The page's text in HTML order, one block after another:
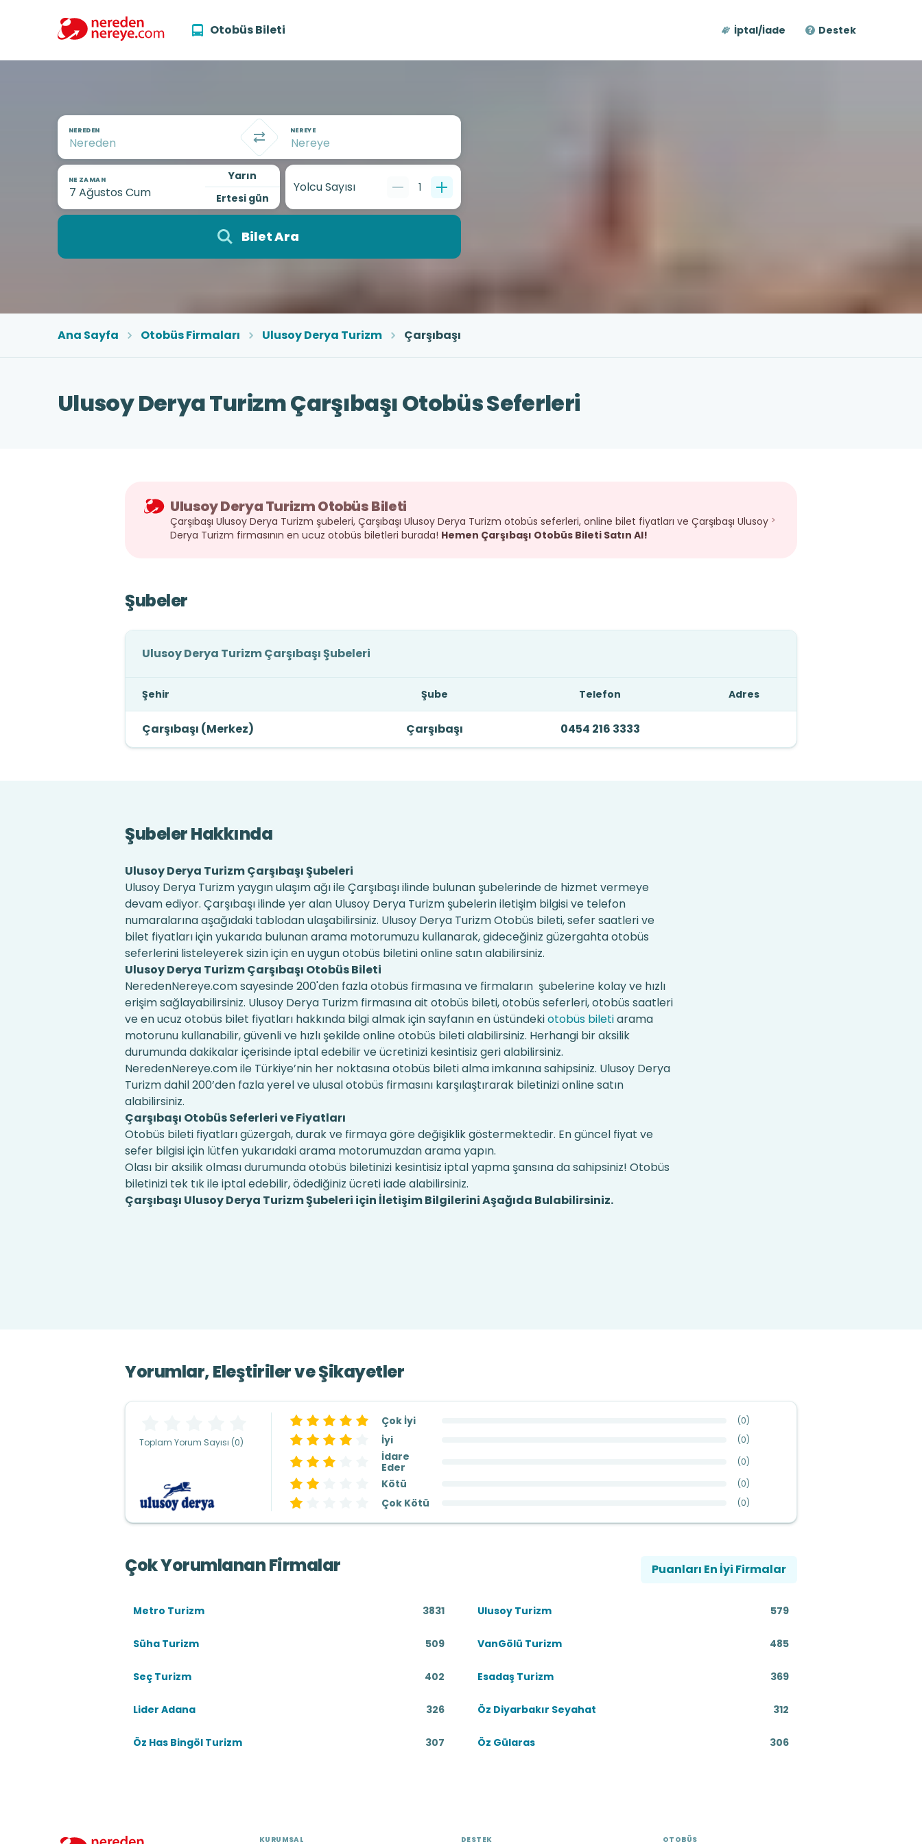
Otobüs Bileti İptal/İade Destek
NEREDEN NEREYE
NE ZAMAN
Yarın
Ertesi gün
Yolcu Sayısı 1
Bilet Ara
Ana Sayfa Otobüs Firmaları Ulusoy Derya Turizm Çarşıbaşı
Ulusoy Derya Turizm Çarşıbaşı Otobüs Seferleri
Ulusoy Derya Turizm Otobüs Bileti
Çarşıbaşı Ulusoy Derya Turizm şubeleri, Çarşıbaşı Ulusoy Derya Turizm otobüs seferleri, online bilet fiyatları ve Çarşıbaşı Ulusoy
Derya Turizm firmasının en ucuz otobüs biletleri burada! Hemen Çarşıbaşı Otobüs Bileti Satın Al!
Şubeler
Ulusoy Derya Turizm Çarşıbaşı Şubeleri
Şehir Şube Telefon Adres
Çarşıbaşı (Merkez) Çarşıbaşı 0454 216 3333
Şubeler Hakkında
Ulusoy Derya Turizm Çarşıbaşı Şubeleri
Ulusoy Derya Turizm yaygın ulaşım ağı ile Çarşıbaşı ilinde bulunan şubelerinde de hizmet vermeye
devam ediyor. Çarşıbaşı ilinde yer alan Ulusoy Derya Turizm şubelerin iletişim bilgisi ve telefon
numaralarına aşağıdaki tablodan ulaşabilirsiniz. Ulusoy Derya Turizm Otobüs bileti, sefer saatleri ve
bilet fiyatları için yukarıda bulunan arama motorumuzu kullanarak, gideceğiniz güzergahta otobüs
seferlerini listeleyerek sizin için en uygun otobüs biletini online satın alabilirsiniz.
Ulusoy Derya Turizm Çarşıbaşı Otobüs Bileti
NeredenNereye.com sayesinde 200'den fazla otobüs firmasına ve firmaların şubelerine kolay ve hızlı
erişim sağlayabilirsiniz. Ulusoy Derya Turizm firmasına ait otobüs bileti, otobüs seferleri, otobüs saatleri
ve en ucuz otobüs bilet fiyatları hakkında bilgi almak için sayfanın en üstündekiotobüs biletiarama
motorunu kullanabilir, güvenli ve hızlı şekilde online otobüs bileti alabilirsiniz. Herhangi bir aksilik
durumunda dakikalar içerisinde iptal edebilir ve ücretinizi kesintisiz geri alabilirsiniz.
NeredenNereye.com ile Türkiye’nin her noktasına otobüs bileti alma imkanına sahipsiniz. Ulusoy Derya
Turizm dahil 200’den fazla yerel ve ulusal otobüs firmasını karşılaştırarak biletinizi online satın
alabilirsiniz.
Çarşıbaşı Otobüs Seferleri ve Fiyatları
Otobüs bileti fiyatları güzergah, durak ve firmaya göre değişiklik göstermektedir. En güncel fiyat ve
sefer bilgisi için lütfen yukarıdaki arama motorumuzdan arama yapın.
Olası bir aksilik olması durumunda otobüs biletinizi kesintisiz iptal yapma şansına da sahipsiniz! Otobüs
biletinizi tek tık ile iptal edebilir, ödediğiniz ücreti iade alabilirsiniz.
Çarşıbaşı Ulusoy Derya Turizm Şubeleri için İletişim Bilgilerini Aşağıda Bulabilirsiniz.
Yorumlar, Eleştiriler ve Şikayetler
Toplam Yorum Sayısı (0)
Çok İyi (0)
İyi (0)
İdare
Eder
(0)
Kötü (0)
Çok Kötü (0)
Çok Yorumlanan Firmalar Puanları En İyi Firmalar
Metro Turizm 3831 Ulusoy Turizm 579
Süha Turizm 509 VanGölü Turizm 485
Seç Turizm 402 Esadaş Turizm 369
Lider Adana 326 Öz Diyarbakır Seyahat 312
Öz Has Bingöl Turizm 307 Öz Gülaras 306
KURUMSAL DESTEK OTOBÜS